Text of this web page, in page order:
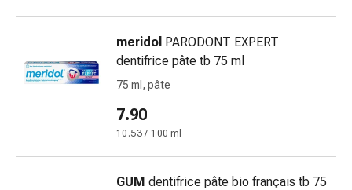
Tamponi
medicali
Orecchie
Disturbi
dell'orecchio
Cura
meridol PARODONT EXPERT
dentifrice pâte tb 75 ml
75 ml, pâte
7.90
10.53 / 100 ml
GUM dentifrice pâte bio français tb 75